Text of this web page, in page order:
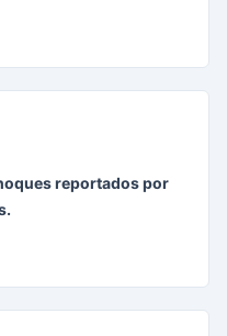
reportados por